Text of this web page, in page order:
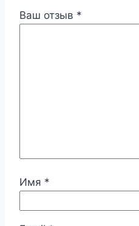
Ваш отзыв *
Имя *